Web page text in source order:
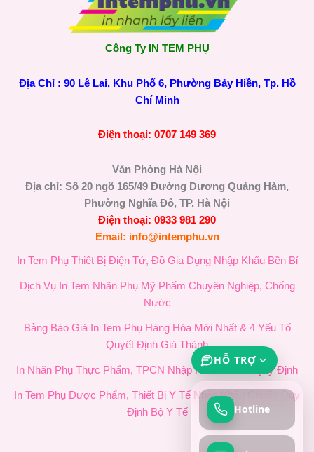
Công Ty IN TEM PHỤ
Địa Chỉ : 90 Lê Lai, Khu Phố 6, Phường Bảy Hiền, Tp. Hồ
Chí Minh
Điện thoại: 0707 149 369
Văn Phòng Hà Nội
Địa chỉ: Số 20 ngõ 165/49 Đường Dương Quảng Hàm,
Phường Nghĩa Đô, TP. Hà Nội
Điện thoại: 0933 981 290
Email: info@intemphu.vn
In Tem Phụ Thiết Bị Điện Tử, Đồ Gia Dụng Nhập Khẩu Bền Bỉ
Dịch Vụ In Tem Nhãn Phụ Mỹ Phẩm Chuyên Nghiệp, Chống
Nước
Bảng Báo Giá In Tem Phụ Hàng Hóa Mới Nhất & 4 Yếu Tố
Quyết Định Giá Thành
In Nhãn Phụ Thực Phẩm, TPCN Nhập Khẩu Chuẩn Quy Định
In Tem Phụ Dược Phẩm, Thiết Bị Y Tế Nhập Khẩu Chuẩn Quy
Định Bộ Y Tế
HỖ TRỢ
Hotline